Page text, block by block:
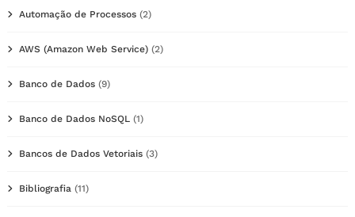
Automação de Processos (2)
AWS (Amazon Web Service) (2)
Banco de Dados (9)
Banco de Dados NoSQL (1)
Bancos de Dados Vetoriais (3)
Bibliografia (11)